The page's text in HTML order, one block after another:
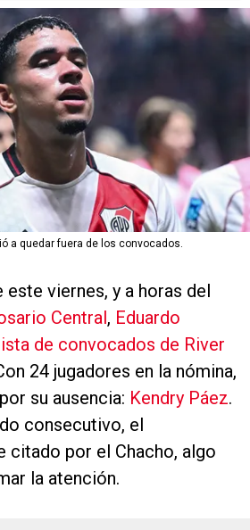
a quedar fuera de los convocados.
viernes, y a horas del
Central , Eduardo
de convocados de River
24 jugadores en la nómina,
su ausencia: Kendry Páez.
consecutivo, el
citado por el Chacho, algo
la atención.